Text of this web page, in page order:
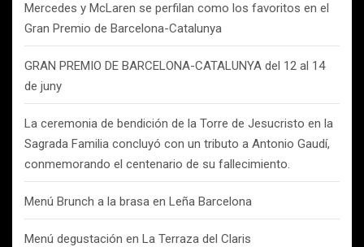
Mercedes y McLaren se perfilan como los favoritos en el
Gran Premio de Barcelona-Catalunya
GRAN PREMIO DE BARCELONA-CATALUNYA del 12 al 14
de juny
La ceremonia de bendición de la Torre de Jesucristo en la
Sagrada Familia concluyó con un tributo a Antonio Gaudí,
conmemorando el centenario de su fallecimiento.
Menú Brunch a la brasa en Leña Barcelona
Menú degustación en La Terraza del Claris